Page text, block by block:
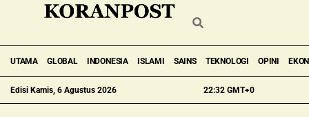
Edisi Kamis, 6 Agustus 2026 22:32 GMT+0
UTAMA GLOBAL INDONESIA ISLAMI SAINS TEKNOLOGI OPINI